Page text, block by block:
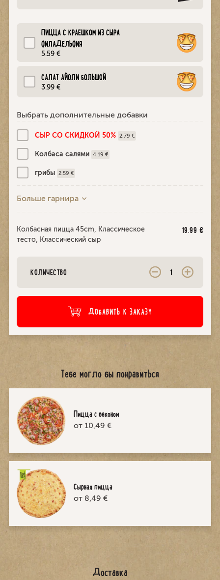
ПИЦЦА С КРАЕШКОМ ИЗ СЫРА
ФИЛАДЕЛЬФИЯ
5.59 €
CАЛАТ АЙОЛИ БОЛЬШОЙ
3.99 €
Выбрать дополнительные добавки
СЫР СО СКИДКОЙ 50% 2.79 €
Колбаса салями 4.19 €
грибы 2.59 €
Больше гарнира
19.99 €
Колбасная пицца 45cm, Классическое
тесто, Классический сыр
КОЛИЧЕСТВО
ДОБАВИТЬ К ЗАКАЗУ
Тебе могло бы понравиться
Пицца с беконом
от 10,49 €
Сырная пицца
от 8,49 €
Доставка